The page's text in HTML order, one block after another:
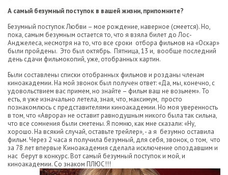
А самый безумный поступок в вашей жизни, припомните?
Безумный поступок Любви – мое рождение, наверное (смеется). Но,
пока, самым безумным остается то, что я взяла билет до Лос-
Анджелеса, несмотря на то, что все сроки отбора фильмов на «Оскар»
были пройдены. Это был октябрь. Пятница, 13 и, вообще последний
день сдачи фильмокопий, уже, отобранных картин.
Были составлены списки отобранных фильмов и розданы членам
киноакадемии. На мой звонок был получен ответ: «Да, мы, конечно, с
удовольствием вас примем, но знайте – фильм ваш не возьмем». То
есть, я уже изначально летела, зная, что, максимум, просто
познакомлюсь с представителями киноакадемии. Но моя уверенность
в том, что «Аврора» не оставит равнодушным никого была так сильна,
что все сомнения были сметены. Я помню, как мне сказали: «Ну,
хорошо. На всякий случай, оставьте трейлер», - а я безумно оставила
фильм. Через 2 часа я получила безумный, для себя, звонок, о том, что
за 78 лет впервые Киноакадемия сделала исключение опоздавшим и
нас берут в конкурс. Вот самый безумный поступок и мой, и
киноакадемии. Со знаком ПЛЮС!!!